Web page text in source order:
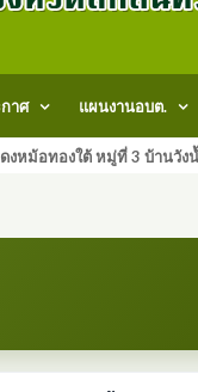
าศ แผนงานอบต.
งหม้อทองใต้ หมู่ที่ 3 บ้านวั